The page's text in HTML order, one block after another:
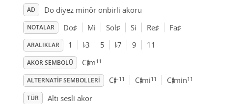
AD Do diyez minör onbirli akoru
NOTALAR Do♯ Mi Sol♯ Si Re♯ Fa♯
ARALIKLAR 1 ♭3 5 ♭7 9 11
AKOR SEMBOLÜ C♯m11
ALTERNATIF SEMBOLLERI C♯–11 C♯mi11 C♯min11
TÜR Altı sesli akor